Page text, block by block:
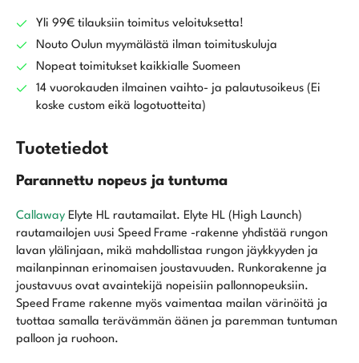
5-
Yli 99€ tilauksiin toimitus veloituksetta!
Nouto Oulun myymälästä ilman toimituskuluja
Nopeat toimitukset kaikkialle Suomeen
14 vuorokauden ilmainen vaihto- ja palautusoikeus (Ei
koske custom eikä logotuotteita)
Tuotetiedot
Parannettu nopeus ja tuntuma
Callaway Elyte HL rautamailat. Elyte HL (High Launch)
rautamailojen uusi Speed Frame -rakenne yhdistää rungon
lavan ylälinjaan, mikä mahdollistaa rungon jäykkyyden ja
mailanpinnan erinomaisen joustavuuden. Runkorakenne ja
joustavuus ovat avaintekijä nopeisiin pallonnopeuksiin.
Speed Frame rakenne myös vaimentaa mailan värinöitä ja
tuottaa samalla terävämmän äänen ja paremman tuntuman
palloon ja ruohoon.